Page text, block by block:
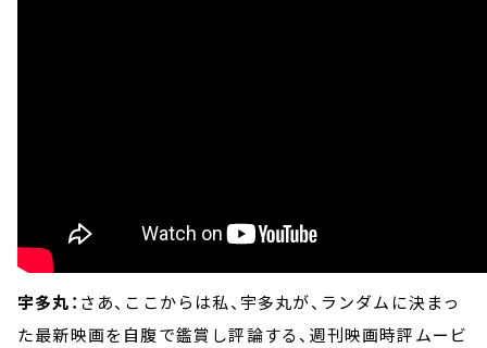
宇多丸： さあ、ここからは私、宇多丸が、ランダムに決まっ
た最新映画を自腹で鑑賞し評論する、週刊映画時評ムービ